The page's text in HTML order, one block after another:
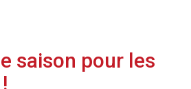
saison pour les